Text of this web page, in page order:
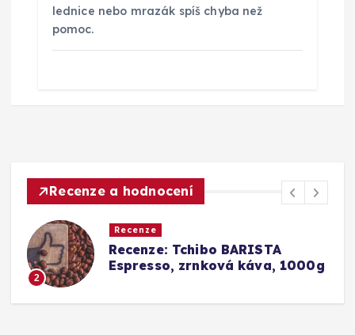
lednice nebo mrazák spíš chyba než
pomoc.
Recenze a hodnocení
1000g
Srovnání a recenze:
Barista Caffè Crema vs.